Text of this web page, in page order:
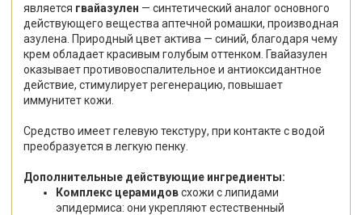
является гвайазулен — синтетический аналог основного
действующего вещества аптечной ромашки, производная
азулена. Природный цвет актива — синий, благодаря чему
крем обладает красивым голубым оттенком. Гвайазулен
оказывает противовоспалительное и антиоксидантное
действие, стимулирует регенерацию, повышает
иммунитет кожи.
Средство имеет гелевую текстуру, при контакте с водой
преобразуется в легкую пенку.
Дополнительные действующие ингредиенты:
Комплекс церамидовсхожи с липидами
эпидермиса: они укрепляют естественный